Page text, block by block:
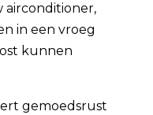
in een vroeg
kunnen
gemoedsrust